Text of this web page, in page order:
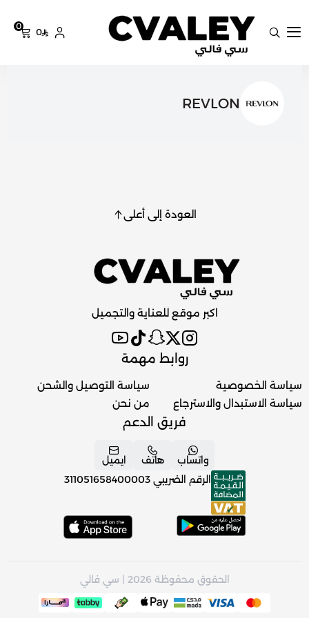
سي فالي
0
0
REVLON
العودة إلى أعلى
اكبر موقع للعناية والتجميل
روابط مهمة
سياسة الخصوصية
سياسة الاستبدال والاسترجاع
سياسة التوصيل والشحن
من نحن
فريق الدعم
واتساب هاتف
ايميل
الرقم الضريبي 311051658400003
الحقوق محفوظة 2026 | سي فالي